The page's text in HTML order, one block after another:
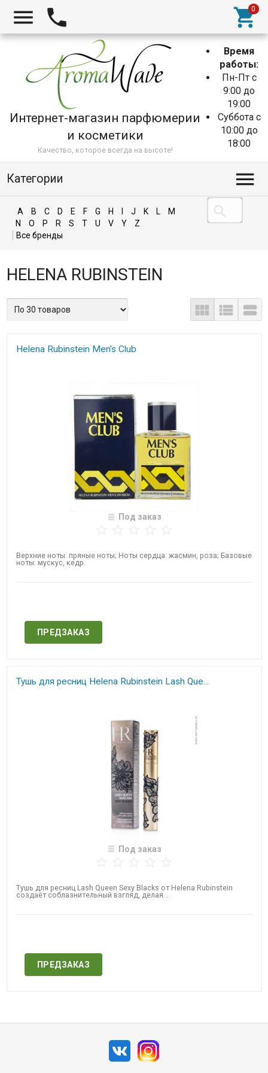
Интернет-магазин парфюмерии
и косметики
Качество, которое всегда на высоте!
Время
работы:
Пн-Пт с
9:00 до
19:00
Суббота с
10:00 до
18:00
Категории
A B C D E F G H J K L
M
N
O P R S T U V Y Z
HELENA RUBINSTEIN
Helena Rubinstein Men's Club
Под заказ
Верхние ноты: пряные ноты; Ноты сердца: жасмин, роза; Базовые
ноты: мускус, кедр.
ПРЕДЗАКАЗ
Тушь для ресниц Helena Rubinstein Lash Que...
Под заказ
Тушь для ресниц Lash Queen Sexy Blacks от Helena Rubinstein
создаёт соблазнительный взгляд, делая...
ПРЕДЗАКАЗ